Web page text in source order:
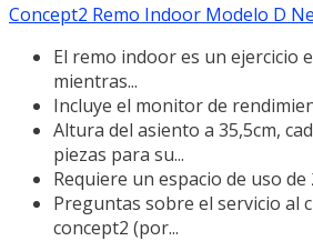
Concept2 Remo Indoor Modelo D
El remo indoor es un ejercicio
mientras...
Incluye el monitor de
Altura del asiento a 35,5cm,
piezas para su...
Requiere un espacio de uso
Preguntas sobre el servicio al
concept2 (por...